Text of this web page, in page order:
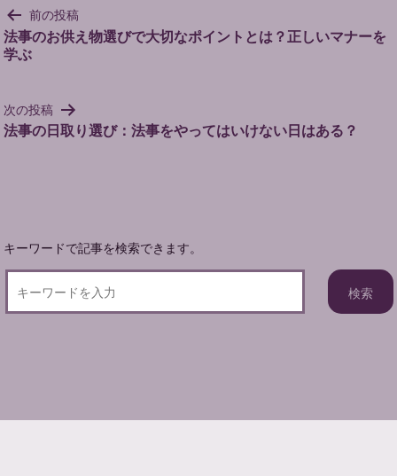
投
稿
ナ
ー
シ
前の投稿
法事のお供え物選びで大切なポイントとは？正しいマナーを
学ぶ
次の投稿
法事の日取り選び：法事をやってはいけない日はある？
キーワードで記事を検索できます。